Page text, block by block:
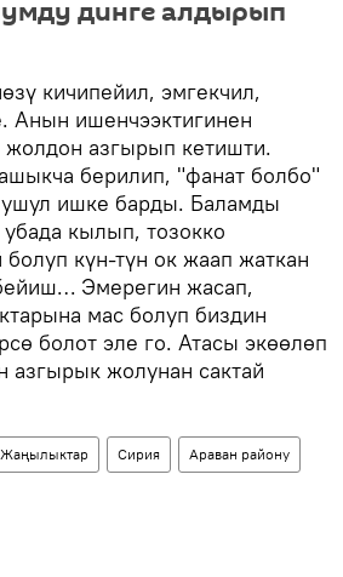
динге алдырып
кичипейил, эмгекчил,
Анын ишенчээктигинен
жолдон азгырып кетишти.
берилип, "фанат болбо"
ишке барды. Баламды
кылып, тозокко
күн-түн ок жаап жаткан
Эмерегин жасап,
мас болуп биздин
болот эле го. Атасы экөөлөп
азгырык жолунан сактай
Жаңылыктар Сирия Араван району